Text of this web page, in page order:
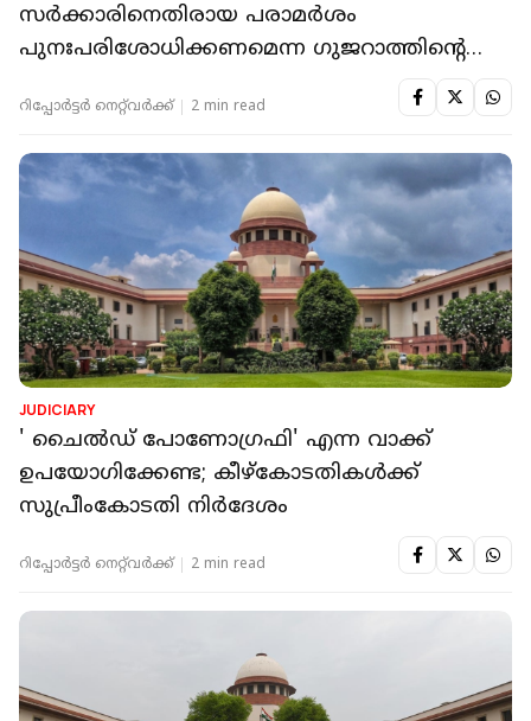
സർക്കാരിനെതിരായ പരാമർശം
പുനഃപരിശോധിക്കണമെന്ന ഗുജറാത്തിൻ്റെ
റിപ്പോർട്ടർ നെറ്റ്‌വര്‍ക്ക്‌ 2 min read
JUDICIARY
' ചൈല്‍ഡ് പോണോഗ്രഫി' എന്ന വാക്ക്
ഉപയോഗിക്കേണ്ട; കീഴ്കോടതികൾക്ക്
സുപ്രീംകോടതി നിർദേശം
റിപ്പോർട്ടർ നെറ്റ്‌വര്‍ക്ക്‌ 2 min read